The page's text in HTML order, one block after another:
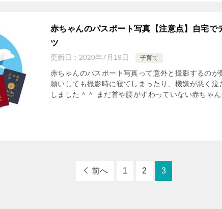
赤ちゃんのパスポート写真【注意点】自宅で
ツ
更新日： 2020年7月19日 子育て
赤ちゃんのパスポート写真って意外と撮影するの
願いしても撮影時に寝てしまったり、機嫌が悪く
しました＾＾ まだ首や腰がすわっていない赤ちゃ
前へ 1 2 3